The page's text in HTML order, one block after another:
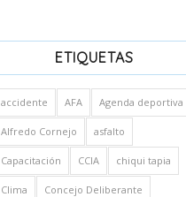
ETIQUETAS
accidente AFA Agenda deportiva
Alfredo Cornejo asfalto
Capacitación CCIA chiqui tapia
Clima Concejo Deliberante